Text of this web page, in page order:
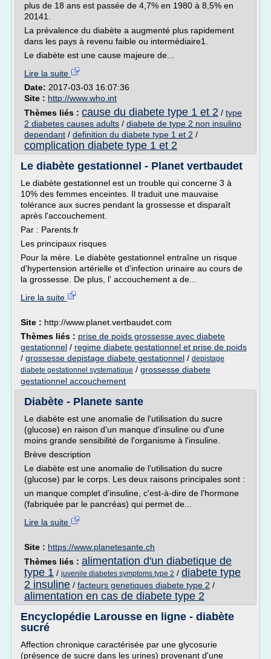
plus de 18 ans est passée de 4,7% en 1980 à 8,5% en
20141.
La prévalence du diabète a augmenté plus rapidement
dans les pays à revenu faible ou intermédiaire1.
Le diabète est une cause majeure de...
Lire la suite
Date: 2017-03-03 16:07:36
Site : http://www.who.int
Thèmes liés : cause du diabete type 1 et 2 / type
2 diabetes causes adults / diabete de type 2 non insulino
dependant / definition du diabete type 1 et 2 /
complication diabete type 1 et 2
Le diabète gestationnel - Planet vertbaudet
Le diabète gestationnel est un trouble qui concerne 3 à
10% des femmes enceintes. Il traduit une mauvaise
tolérance aux sucres pendant la grossesse et disparaît
après l'accouchement.
Par : Parents.fr
Les principaux risques
Pour la mère. Le diabète gestationnel entraîne un risque
d'hypertension artérielle et d'infection urinaire au cours de
la grossesse. De plus, l' accouchement a de...
Lire la suite
Site : http://www.planet.vertbaudet.com
Thèmes liés : prise de poids grossesse avec diabete
gestationnel / regime diabete gestationnel et prise de poids
/ grossesse depistage diabete gestationnel / depistage
diabete gestationnel systematique / grossesse diabete
gestationnel accouchement
Diabète - Planete sante
Le diabète est une anomalie de l'utilisation du sucre
(glucose) en raison d'un manque d'insuline ou d'une
moins grande sensibilité de l'organisme à l'insuline.
Brève description
Le diabète est une anomalie de l'utilisation du sucre
(glucose) par le corps. Les deux raisons principales sont :
un manque complet d'insuline, c'est-à-dire de l'hormone
(fabriquée par le pancréas) qui permet de...
Lire la suite
Site : https://www.planetesante.ch
Thèmes liés : alimentation d'un diabetique de
type 1 / juvenile diabetes symptoms type 2 / diabete type
2 insuline / facteurs genetiques diabete type 2 /
alimentation en cas de diabete type 2
Encyclopédie Larousse en ligne - diabète
sucré
Affection chronique caractérisée par une glycosurie
(présence de sucre dans les urines) provenant d'une